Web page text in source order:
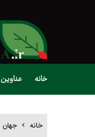
خانه عناوین
خانه جهان